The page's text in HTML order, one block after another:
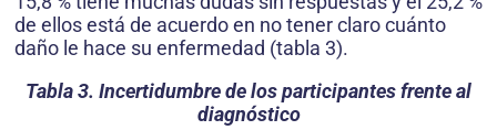
de ellos está de acuerdo en no tener claro cuánto
daño le hace su enfermedad (tabla 3).
Tabla 3. Incertidumbre de los participantes frente al
diagnóstico